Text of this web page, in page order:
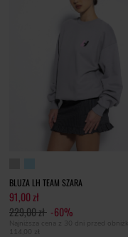
BLUZA LH TEAM SZARA
91,00 zł
229,00 zł -60%
Najniższa cena z 30 dni przed obniżką
114,00 zł